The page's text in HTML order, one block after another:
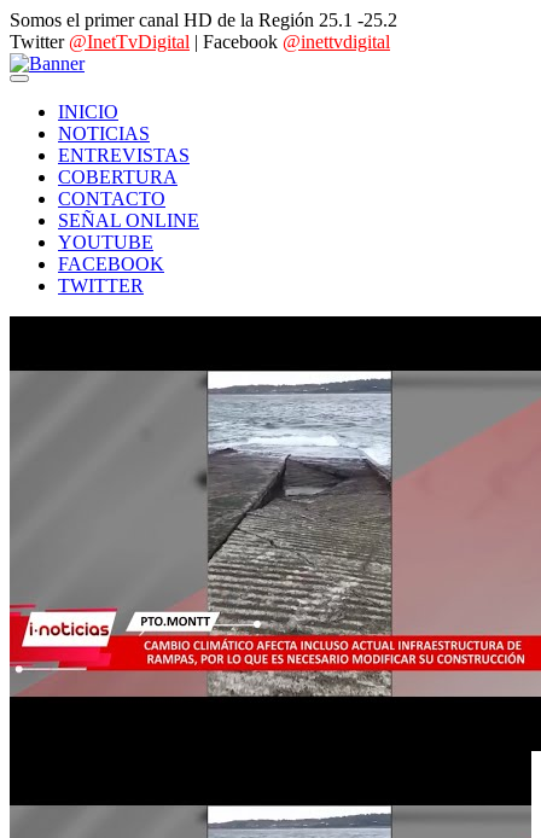
Somos el primer canal HD de la Región 25.1 -25.2
Twitter @InetTvDigital | Facebook @inettvdigital
INICIO
NOTICIAS
ENTREVISTAS
COBERTURA
CONTACTO
SEÑAL ONLINE
YOUTUBE
FACEBOOK
TWITTER